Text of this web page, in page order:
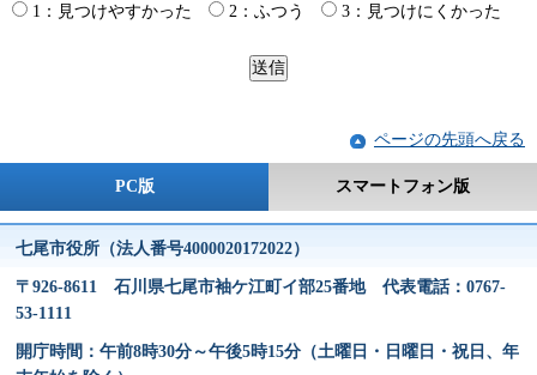
1：見つけやすかった
2：ふつう 3：見つけにくかった
ページの先頭へ戻る
PC版 スマートフォン版
七尾市役所（法人番号4000020172022）
〒926-8611 石川県七尾市袖ケ江町イ部25番地 代表電話：0767-
53-1111
開庁時間：午前8時30分～午後5時15分（土曜日・日曜日・祝日、年